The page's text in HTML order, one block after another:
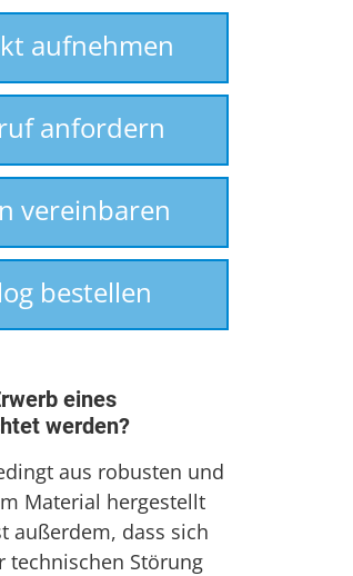
aufnehmen
anfordern
vereinbaren
bestellen
eines
werden?
aus robusten und
Material hergestellt
außerdem, dass sich
technischen Störung